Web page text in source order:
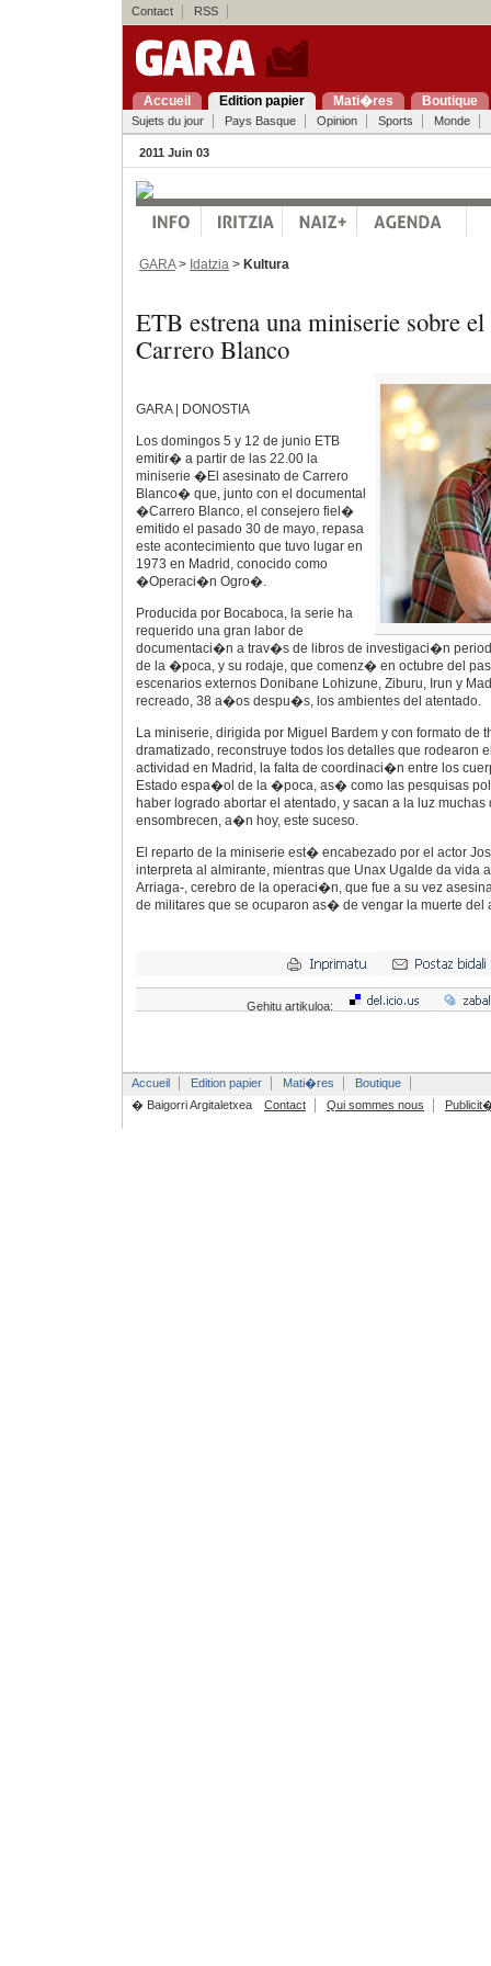
Contact RSS
Accueil Edition papier Mati�res Boutique
Sujets du jour Pays Basque Opinion Sports Monde
2011 Juin 03
GARA> Idatzia > Kultura
ETB estrena una miniserie sobre el
Carrero Blanco
GARA | DONOSTIA
Los domingos 5 y 12 de junio ETB
emitir� a partir de las 22.00 la
miniserie �El asesinato de Carrero
Blanco� que, junto con el documental
�Carrero Blanco, el consejero fiel�
emitido el pasado 30 de mayo, repasa
este acontecimiento que tuvo lugar en
1973 en Madrid, conocido como
�Operaci�n Ogro�.
Producida por Bocaboca, la serie ha
requerido una gran labor de
documentaci�n a trav�s de libros de investigaci�n
de la �poca, y su rodaje, que comenz� en octubre del
escenarios externos Donibane Lohizune, Ziburu, Irun y
recreado, 38 a�os despu�s, los ambientes del atentado.
La miniserie, dirigida por Miguel Bardem y con formato de
dramatizado, reconstruye todos los detalles que rodearon
actividad en Madrid, la falta de coordinaci�n entre los
Estado espa�ol de la �poca, as� como las pesquisas
haber logrado abortar el atentado, y sacan a la luz
ensombrecen, a�n hoy, este suceso.
El reparto de la miniserie est� encabezado por el actor
interpreta al almirante, mientras que Unax Ugalde da vida
Arriaga-, cerebro de la operaci�n, que fue a su vez
de militares que se ocuparon as� de vengar la muerte del
Gehitu artikuloa:
Accueil Edition papier Mati�res
Boutique
� Baigorri Argitaletxea
Contact Qui sommes nous